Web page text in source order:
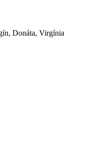
Donáta, Virgínia